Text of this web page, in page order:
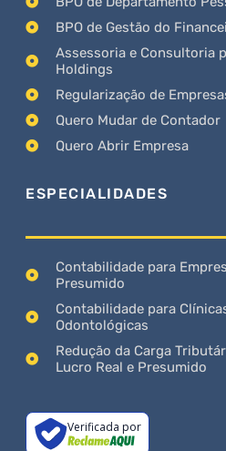
BPO de Gestão do
Assessoria e Consultoria
Holdings
Regularização de
Quero Mudar de Contador
Quero Abrir Empresa
ESPECIALIDADES
Contabilidade para
Presumido
Contabilidade para
Odontológicas
Redução da Carga
Lucro Real e Presumido
Verificada por